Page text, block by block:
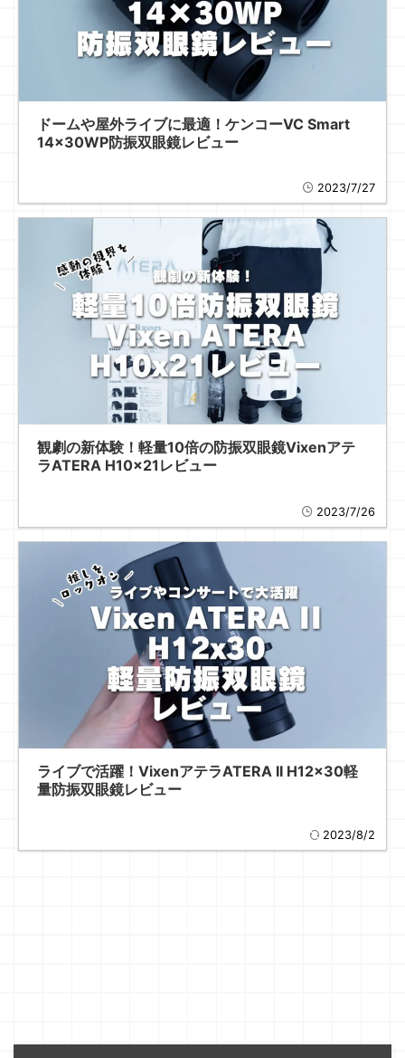
ドームや屋外ライブに最適！ケンコーVC Smart
14×30WP防振双眼鏡レビュー
2023/7/27
観劇の新体験！軽量10倍の防振双眼鏡Vixenアテ
ラATERA H10x21レビュー
2023/7/26
ライブで活躍！VixenアテラATERA II H12x30軽
量防振双眼鏡レビュー
2023/8/2